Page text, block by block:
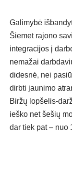
Galimybė
Šiemet rajono
integracijos į
nemažai
didesnė, nei
dirbti jaunimo
Biržų lopšelis-
ieško net šešių
dar tiek pat – nuo